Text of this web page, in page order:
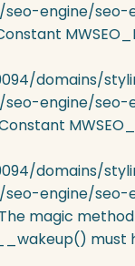
engine/seo-
domains/
engine/seo-
domains/
engine/seo-
magic method
must